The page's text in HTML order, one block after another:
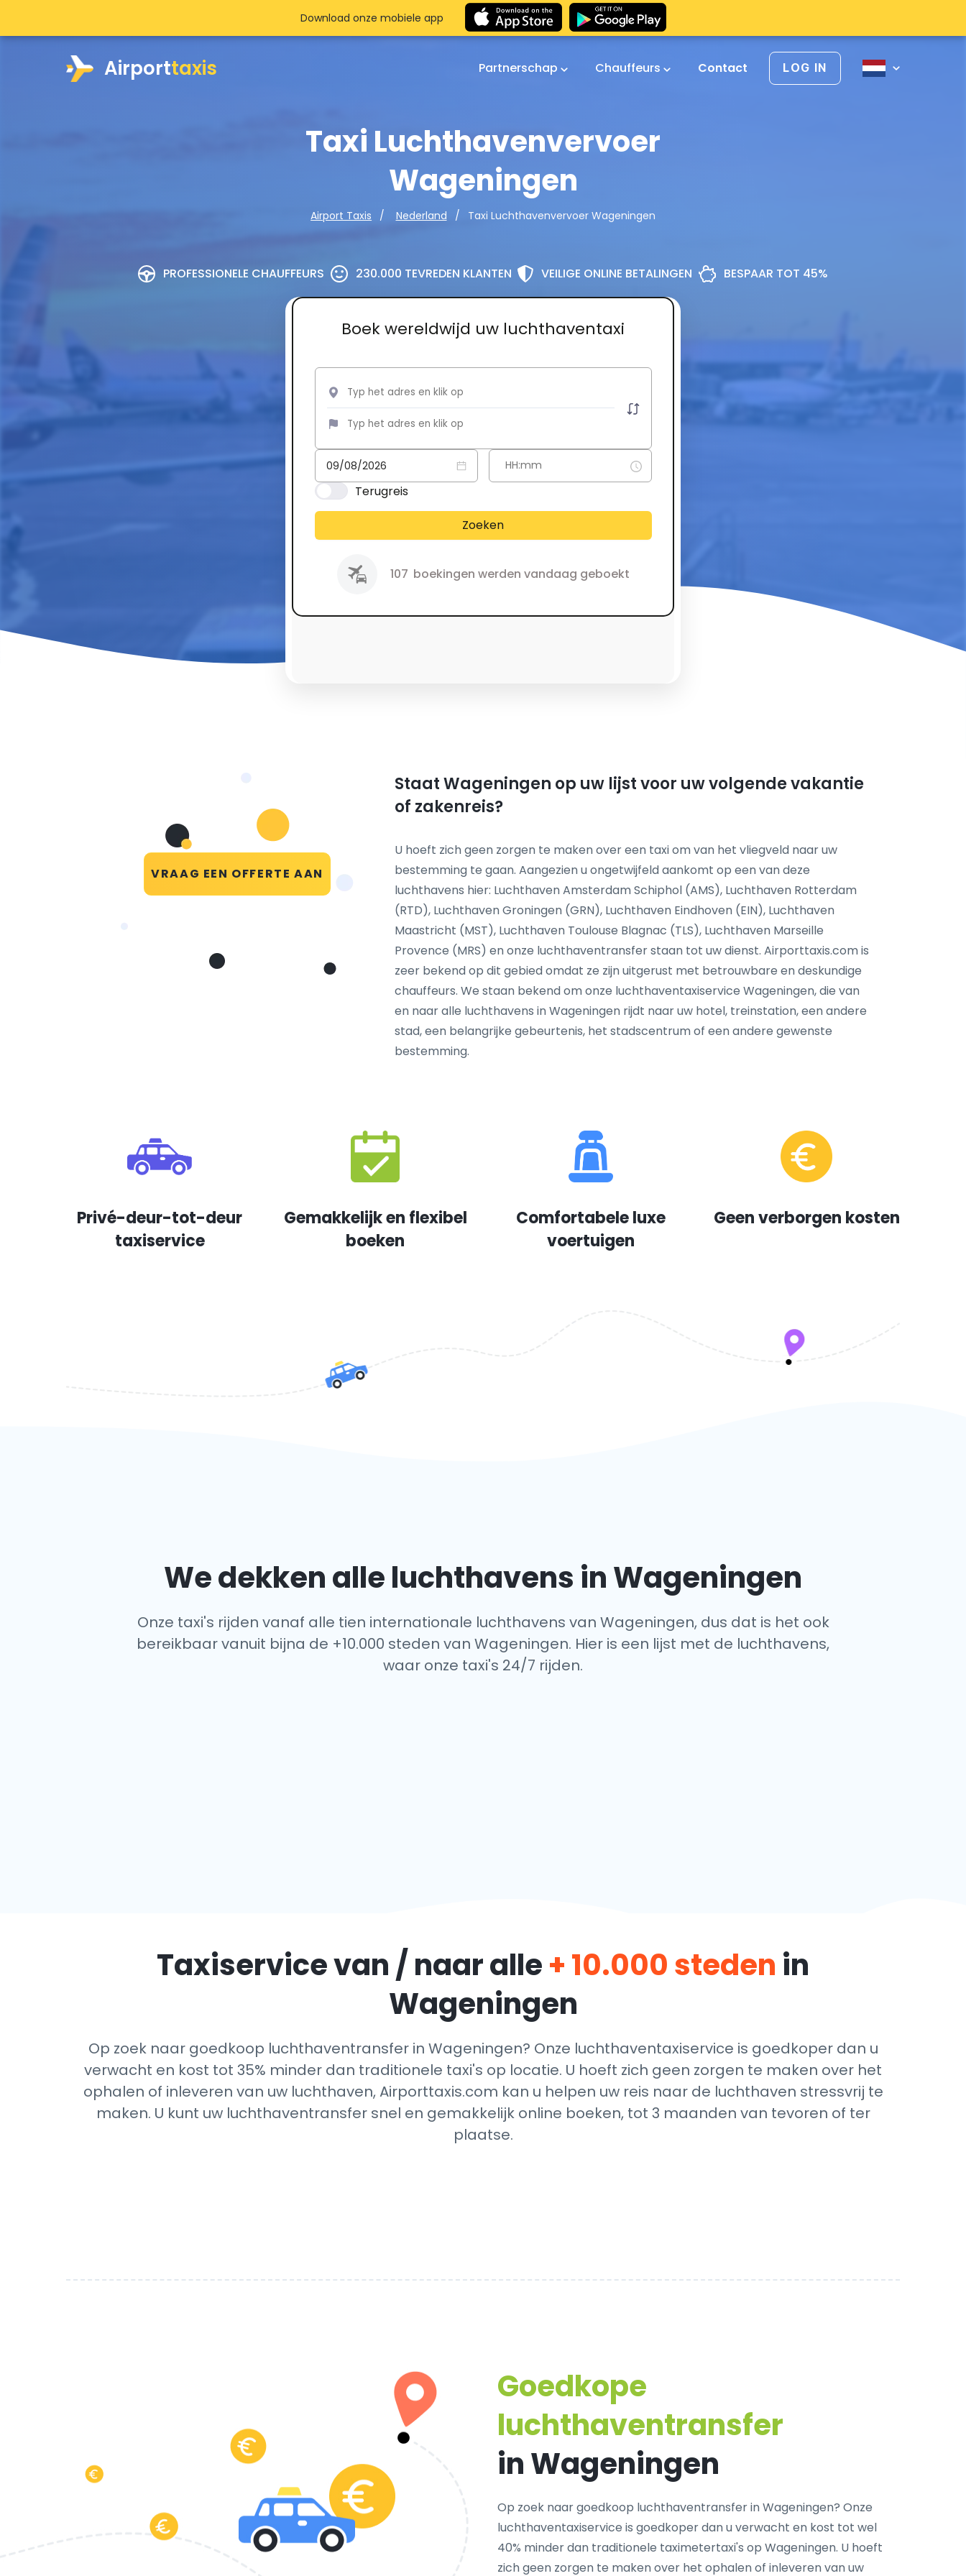
Airporttaxis Partnerschap Chauffeurs Contact LOG IN
Taxi Luchthavenvervoer
Wageningen
Airport Taxis Nederland Taxi Luchthavenvervoer Wageningen
PROFESSIONELE CHAUFFEURS 230.000 TEVREDEN KLANTEN VEILIGE ONLINE BETALINGEN BESPAAR TOT 45%
Boek wereldwijd uw luchthaventaxi
Terugreis
Zoeken
107 boekingen werden vandaag geboekt
Download onze mobiele app
VRAAG EEN OFFERTE AAN
Staat Wageningen op uw lijst voor uw volgende vakantie
of zakenreis?
U hoeft zich geen zorgen te maken over een taxi om van het vliegveld naar uw
bestemming te gaan. Aangezien u ongetwijfeld aankomt op een van deze
luchthavens hier: Luchthaven Amsterdam Schiphol (AMS), Luchthaven Rotterdam
(RTD), Luchthaven Groningen (GRN), Luchthaven Eindhoven (EIN), Luchthaven
Maastricht (MST), Luchthaven Toulouse Blagnac (TLS), Luchthaven Marseille
Provence (MRS) en onze luchthaventransfer staan tot uw dienst. Airporttaxis.com is
zeer bekend op dit gebied omdat ze zijn uitgerust met betrouwbare en deskundige
chauffeurs. We staan bekend om onze luchthaventaxiservice Wageningen, die van
en naar alle luchthavens in Wageningen rijdt naar uw hotel, treinstation, een andere
stad, een belangrijke gebeurtenis, het stadscentrum of een andere gewenste
bestemming.
Privé-deur-tot-deur
taxiservice
Gemakkelijk en flexibel
boeken
Comfortabele luxe
voertuigen
Geen verborgen kosten
We dekken alle luchthavens in Wageningen
Onze taxi's rijden vanaf alle tien internationale luchthavens van Wageningen, dus dat is het ook
bereikbaar vanuit bijna de +10.000 steden van Wageningen. Hier is een lijst met de luchthavens,
waar onze taxi's 24/7 rijden.
Taxiservice van / naar alle+ 10.000 steden in
Wageningen
Op zoek naar goedkoop luchthaventransfer in Wageningen? Onze luchthaventaxiservice is goedkoper dan u
verwacht en kost tot 35% minder dan traditionele taxi's op locatie. U hoeft zich geen zorgen te maken over het
ophalen of inleveren van uw luchthaven, Airporttaxis.com kan u helpen uw reis naar de luchthaven stressvrij te
maken. U kunt uw luchthaventransfer snel en gemakkelijk online boeken, tot 3 maanden van tevoren of ter
plaatse.
Goedkope
luchthaventransfer
in Wageningen
Op zoek naar goedkoop luchthaventransfer in Wageningen? Onze
luchthaventaxiservice is goedkoper dan u verwacht en kost tot wel
40% minder dan traditionele taximetertaxi's op Wageningen. U hoeft
zich geen zorgen te maken over het ophalen of inleveren van uw